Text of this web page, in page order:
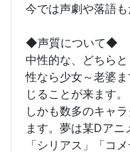
今では声劇や落語も
◆声質について◆
中性的な、どちら
性なら少女～老婆
じることが来ます。
しかも数多のキャ
ます。夢は某Dアニ
「シリアス」「コ